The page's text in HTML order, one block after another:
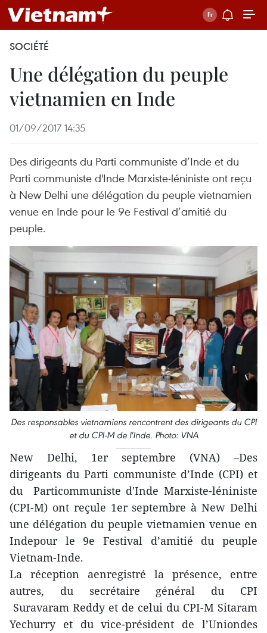
SOCIÉTÉ
Une délégation du peuple
vietnamien en Inde
01/09/2017 14:35
Des dirigeants du Parti communiste d’Inde et du
Parti communiste d'Inde Marxiste-léniniste ont reçu
à New Delhi une délégation du peuple vietnamien
venue en Inde pour le 9e Festival d’amitié du
peuple.
Des responsables vietnamiens rencontrent des dirigeants du CPI
et du CPI-M de l'Inde. Photo: VNA
New Delhi, 1er septembre (VNA) –Des
dirigeants du Parti communiste d’Inde (CPI) et
du Particommuniste d'Inde Marxiste-léniniste
(CPI-M) ont reçule 1er septembre à New Delhi
une délégation du peuple vietnamien venue en
Indepour le 9e Festival d’amitié du peuple
Vietnam-Inde.
La réception aenregistré la présence, entre
autres, du secrétaire général du CPI
Suravaram Reddy et de celui du CPI-M Sitaram
Yechurry et du vice-président de l’Uniondes